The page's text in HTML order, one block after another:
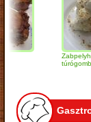
Zabpelyhes
túrógombóc